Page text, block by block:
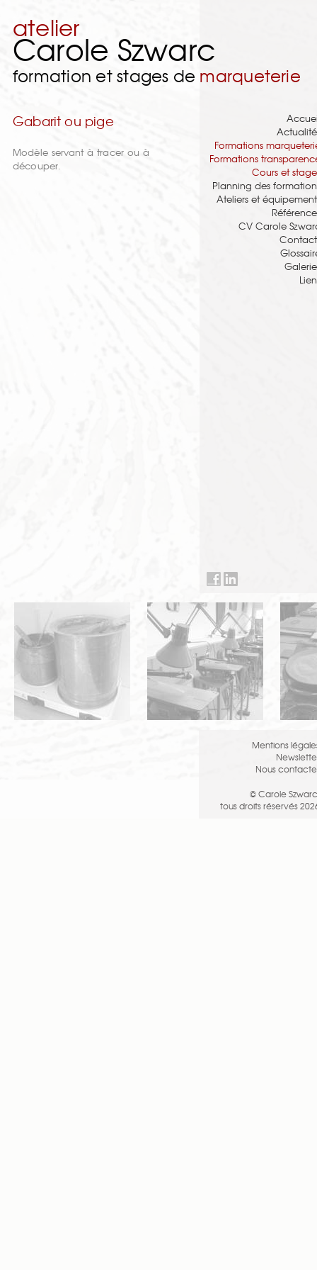
atelier
Carole Szwarc
formation et stages de marqueterie
Gabarit ou pige
Modèle servant à tracer ou à
découper.
Formations
Formations
Cours et
Planning des
Ateliers et
CV Carole
Mentions
Nous
© Carole
tous droits réservés